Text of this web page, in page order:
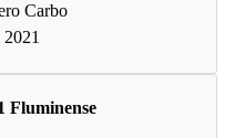
Carbo
Fluminense